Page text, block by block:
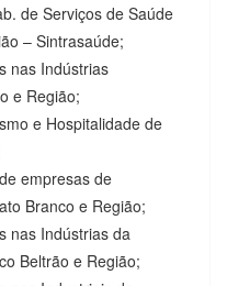
de Serviços de Saúde
– Sintrasaúde;
nas Indústrias
e Região;
e Hospitalidade de
empresas de
Branco e Região;
nas Indústrias da
Beltrão e Região;